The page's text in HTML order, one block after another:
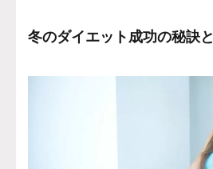
冬のダイエット成功の秘訣